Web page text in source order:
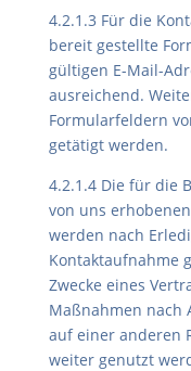
4.2.1.3 Für die
bereit gestellte
gültigen E-Mail-
ausreichend.
Formularfeldern
getätigt werden.
4.2.1.4 Die für die
von uns
werden nach
Kontaktaufnahme
Zwecke eines
Maßnahmen nach
auf einer anderen
weiter genutzt